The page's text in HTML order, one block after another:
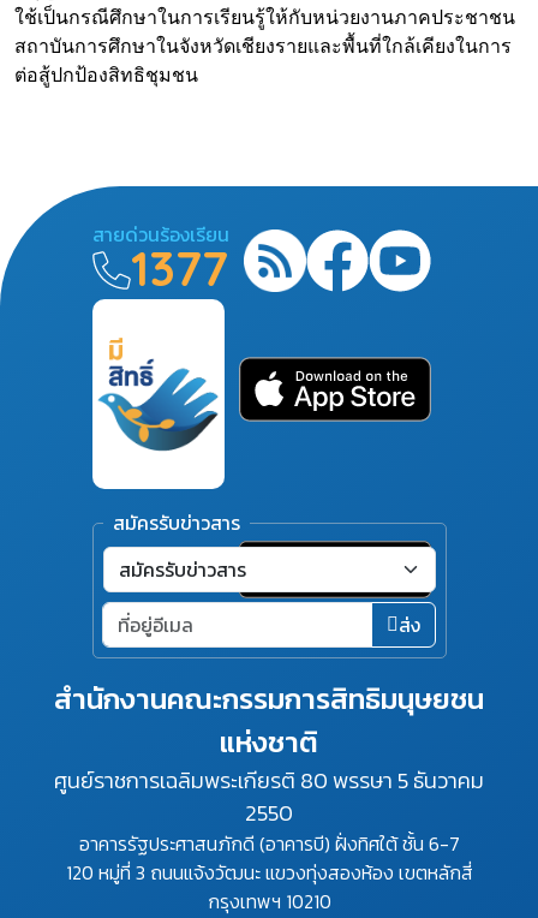
ใช้เป็นกรณีศึกษาในการเรียนรู้ให้กับหน่วยงานภาคประชาชน
สถาบันการศึกษาในจังหวัดเชียงรายและพื้นที่ใกล้เคียงในการ
ต่อสู้ปกป้องสิทธิชุมชน
สำนักงานคณะกรรมการสิทธิมนุษยชน
แห่งชาติ
ศูนย์ราชการเฉลิมพระเกียรติ 80 พรรษา 5 ธันวาคม
2550
อาคารรัฐประศาสนภักดี (อาคารบี) ฝั่งทิศใต้ ชั้น 6-7
120 หมู่ที่ 3 ถนนแจ้งวัฒนะ แขวงทุ่งสองห้อง เขตหลักสี่
กรุงเทพฯ 10210
สายด่วนร้องเรียน
1377
สมัครรับข่าวสาร
ส่ง